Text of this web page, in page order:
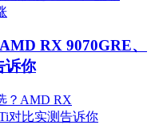
RX 9070GRE、
诉你